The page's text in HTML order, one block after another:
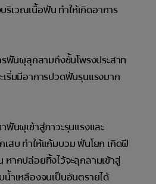
ริเวณเนื้อฟัน ทำให้เกิดอาการ
รฟันผุลุกลามถึงชั้นโพรงประสาท
ริ่มมีอาการปวดฟันรุนแรงมาก
ฟันผุเข้าสู่ภาวะรุนแรงและ
เสบ ทำให้แก้มบวม ฟันโยก เกิดฝี
ากปล่อยทิ้งไว้จะลุกลามเข้าสู่
น้ำเหลืองจนเป็นอันตรายได้